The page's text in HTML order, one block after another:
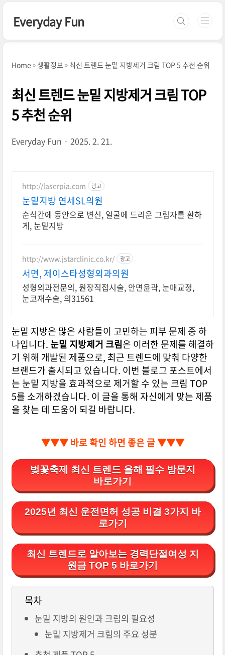
Everyday Fun
Home 생활정보 최신 트렌드 눈밑 지방제거 크림 TOP 5 추천 순위
최신 트렌드 눈밑 지방제거 크림 TOP
5 추천 순위
Everyday Fun 2025. 2. 21.
http://laserpia.com 광고
눈밑지방 연세SL의원
순식간에 동안으로 변신, 얼굴에 드리운 그림자를 환하
게, 눈밑지방
http://www.jstarclinic.co.kr/ 광고
서면, 제이스타성형외과의원
성형외과전문의, 원장직접시술, 안면윤곽, 눈매교정,
눈코재수술, 의31561
눈밑 지방은 많은 사람들이 고민하는 피부 문제 중 하
나입니다. 눈밑 지방제거 크림은 이러한 문제를 해결하
기 위해 개발된 제품으로, 최근 트렌드에 맞춰 다양한
브랜드가 출시되고 있습니다. 이번 블로그 포스트에서
는 눈밑 지방을 효과적으로 제거할 수 있는 크림 TOP
5를 소개하겠습니다. 이 글을 통해 자신에게 맞는 제품
을 찾는 데 도움이 되길 바랍니다.
▼▼▼ 바로 확인 하면 좋은 글 ▼▼▼
벚꽃축제 최신 트렌드 올해 필수 방문지
바로가기
2025년 최신 운전면허 성공 비결 3가지 바
로가기
최신 트렌드로 알아보는 경력단절여성 지
원금 TOP 5 바로가기
목차
눈밑 지방의 원인과 크림의 필요성
눈밑 지방제거 크림의 주요 성분